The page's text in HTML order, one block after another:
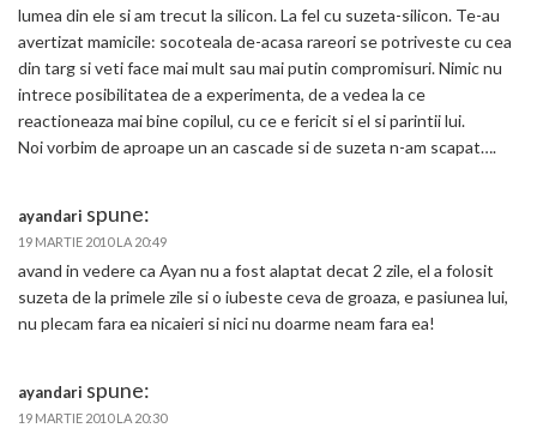
lumea din ele si am trecut la silicon. La fel cu suzeta-silicon. Te-au
avertizat mamicile: socoteala de-acasa rareori se potriveste cu cea
din targ si veti face mai mult sau mai putin compromisuri. Nimic nu
intrece posibilitatea de a experimenta, de a vedea la ce
reactioneaza mai bine copilul, cu ce e fericit si el si parintii lui.
Noi vorbim de aproape un an cascade si de suzeta n-am scapat….
ayandari spune:
19 MARTIE 2010 LA 20:49
avand in vedere ca Ayan nu a fost alaptat decat 2 zile, el a folosit
suzeta de la primele zile si o iubeste ceva de groaza, e pasiunea lui,
nu plecam fara ea nicaieri si nici nu doarme neam fara ea!
ayandari spune:
19 MARTIE 2010 LA 20:30